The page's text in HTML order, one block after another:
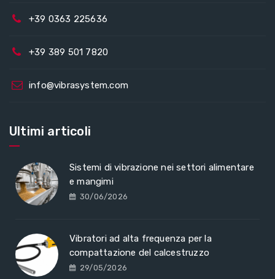
+39 0363 225636
+39 389 501 7820
info@vibrasystem.com
Ultimi articoli
Sistemi di vibrazione nei settori alimentare
e mangimi
30/06/2026
Vibratori ad alta frequenza per la
compattazione del calcestruzzo
29/05/2026